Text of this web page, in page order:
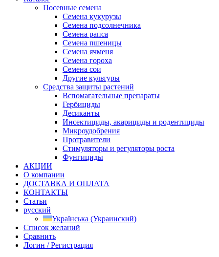
Посевные семена
Семена кукурузы
Семена подсолнечника
Семена рапса
Семена пшеницы
Семена ячменя
Семена гороха
Семена сои
Другие культуры
Средства защиты растений
Вспомагательные препараты
Гербициды
Десиканты
Инсектициды, акарициды и родентициды
Микроудобрения
Протравители
Стимуляторы и регуляторы роста
Фунгициды
АКЦИИ
О компании
ДОСТАВКА И ОПЛАТА
КОНТАКТЫ
Статьи
русский
Українська (Украинский)
Список желаний
Сравнить
Логин / Регистрация